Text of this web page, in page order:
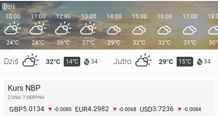
Bratu Kate Mid­dle­ton za­ofe­ro­wa­no milion dolarów
za rolę w filmie
26 września 2024, 10:00
Ponad 200 ele­men­tów gar­de­ro­by księż­nej Diany trafi
pod młotek
Dziś
10:00
24°C
Dziś 32°C 14°C 34 Jutro 29°C 15°C 34
11:00
24°C
12:00
26°C
13:00
27°C
14:00
29°C
15:00
32°C
16:00
32°C
17:00
31°C
Kurs NBP
Z DNIA: 7 SIERPNIA
GBP5.0134 -0.0085 EUR4.2982 -0.0068 USD3.7236 -0.0084